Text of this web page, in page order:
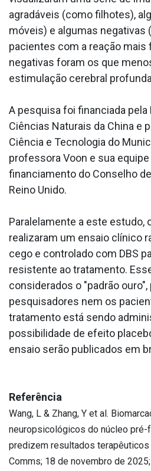
agradáveis (como filhotes),
móveis) e algumas negativas
pacientes com a reação mais
negativas foram os que
estimulação cerebral
A pesquisa foi financiada pela
Ciências Naturais da China e
Ciência e Tecnologia do
professora Voon e sua
financiamento do Conselho
Reino Unido.
Paralelamente a este estudo,
realizaram um ensaio clínico
cego e controlado com DBS
resistente ao tratamento.
considerados o "padrão
pesquisadores nem os
tratamento está sendo
possibilidade de efeito
ensaio serão publicados em
Referência
Wang, L & Zhang, Y et al.
neuropsicológicos do núcleo pré-
predizem resultados terapêuticos
Comms; 18 de novembro de